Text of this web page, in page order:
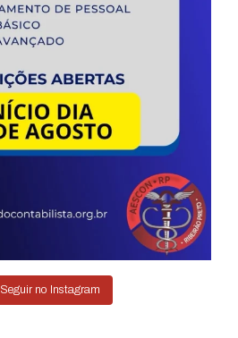
Seguir no Instagram